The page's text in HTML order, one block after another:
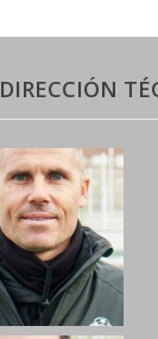
DIRECCIÓN